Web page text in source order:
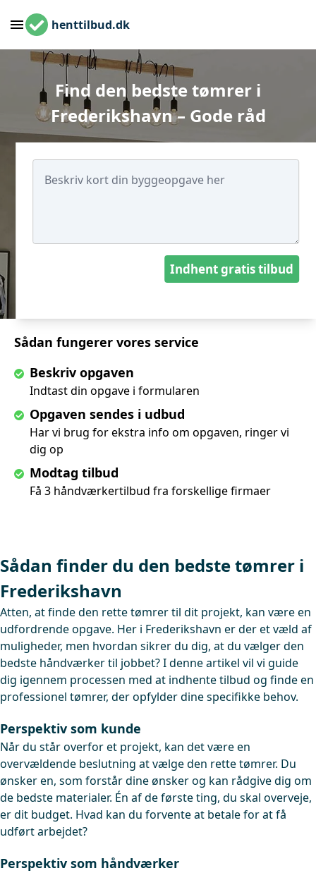
henttilbud.dk
Find den bedste tømrer i
Frederikshavn – Gode råd
Sådan fungerer vores service
Beskriv opgaven
Indtast din opgave i formularen
Opgaven sendes i udbud
Har vi brug for ekstra info om opgaven, ringer vi
dig op
Modtag tilbud
Få 3 håndværkertilbud fra forskellige firmaer
Indhent gratis tilbud
Sådan finder du den bedste tømrer i
Frederikshavn
Atten, at finde den rette tømrer til dit projekt, kan være en
udfordrende opgave. Her i Frederikshavn er der et væld af
muligheder, men hvordan sikrer du dig, at du vælger den
bedste håndværker til jobbet? I denne artikel vil vi guide
dig igennem processen med at indhente tilbud og finde en
professionel tømrer, der opfylder dine specifikke behov.
Perspektiv som kunde
Når du står overfor et projekt, kan det være en
overvældende beslutning at vælge den rette tømrer. Du
ønsker en, som forstår dine ønsker og kan rådgive dig om
de bedste materialer. Én af de første ting, du skal overveje,
er dit budget. Hvad kan du forvente at betale for at få
udført arbejdet?
Perspektiv som håndværker